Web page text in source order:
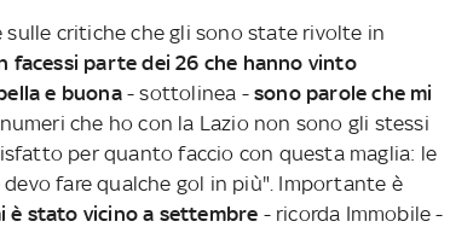
critiche che gli sono state rivolte in
facessi parte dei 26 che hanno vinto
e buona- sottolinea -sono parole che mi
che ho con la Lazio non sono gli stessi
per quanto faccio con questa maglia: le
fare qualche gol in più". Importante è
è stato vicino a settembre - ricorda Immobile -